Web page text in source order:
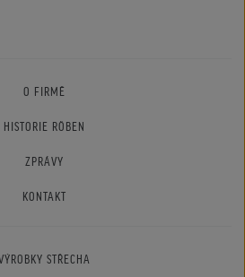
O FIRMĚ
HISTORIE RÖBEN
ZPRÁVY
KONTAKT
STŘECHA